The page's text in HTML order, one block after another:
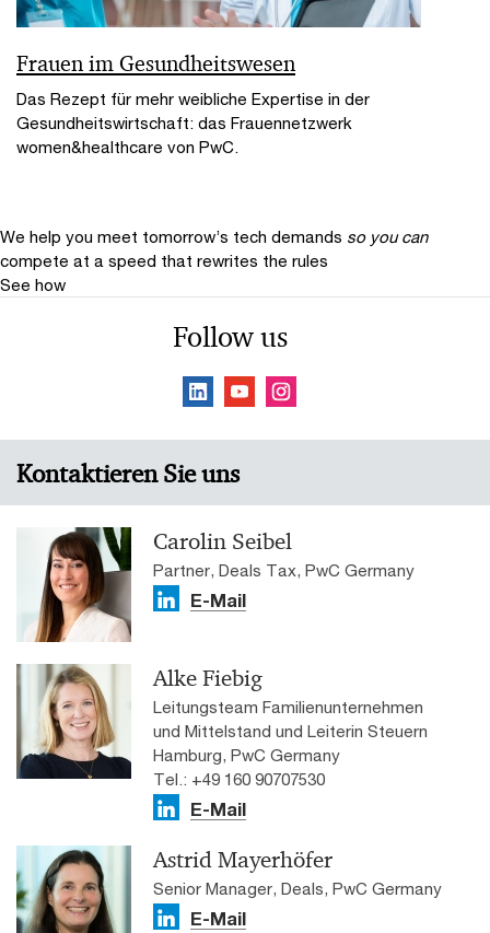
Frauen im Gesundheitswesen
Das Rezept für mehr weibliche Expertise in der
Gesundheitswirtschaft: das Frauennetzwerk
women&healthcare von PwC.
We help you meet tomorrow’s tech demands so you can
compete at a speed that rewrites the rules
See how
Follow us
Kontaktieren Sie uns
Carolin Seibel
Partner, Deals Tax, PwC Germany
E-Mail
Alke Fiebig
Leitungsteam Familienunternehmen
und Mittelstand und Leiterin Steuern
Hamburg, PwC Germany
Tel.: +49 160 90707530
E-Mail
Astrid Mayerhöfer
Senior Manager, Deals, PwC Germany
E-Mail